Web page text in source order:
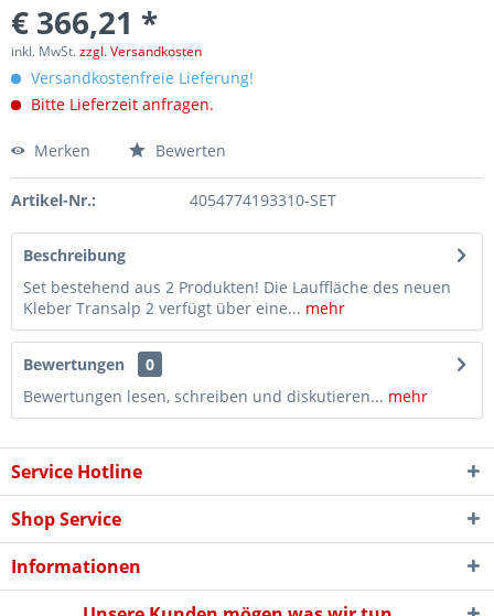
€ 366,21 *
inkl. MwSt.zzgl. Versandkosten
Versandkostenfreie Lieferung!
Bitte Lieferzeit anfragen.
Merken Bewerten
Artikel-Nr.: 4054774193310-SET
Beschreibung
Set bestehend aus 2 Produkten! Die Lauffläche des neuen
Kleber Transalp 2 verfügt über eine... mehr
Bewertungen
0
Bewertungen lesen, schreiben und diskutieren... mehr
Service Hotline
Shop Service
Informationen